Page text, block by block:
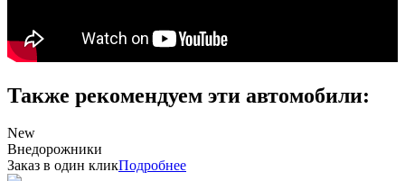
Также рекомендуем эти автомобили:
New
Внедорожники
Заказ в один кликПодробнее